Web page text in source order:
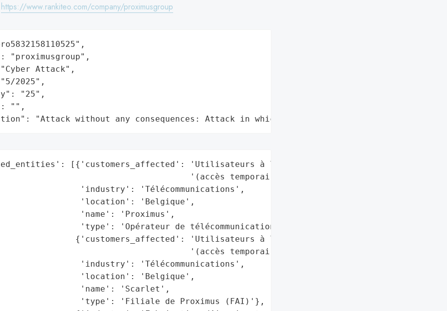
https://www.rankiteo.com/company/proximusgroup
Attack",
2025",
"25",
"",
"Attack without any consequences: Attack in which data is not compromised"
[{'customers_affected': 'Utilisateurs à l’étranger '
'(accès temporairement perturbé)',
'industry': 'Télécommunications',
'location': 'Belgique',
'name': 'Proximus',
'type': 'Opérateur de télécommunications'},
{'customers_affected': 'Utilisateurs à l’étranger '
'(accès temporairement perturbé)',
'industry': 'Télécommunications',
'location': 'Belgique',
'name': 'Scarlet',
'type': 'Filiale de Proximus (FAI)'},